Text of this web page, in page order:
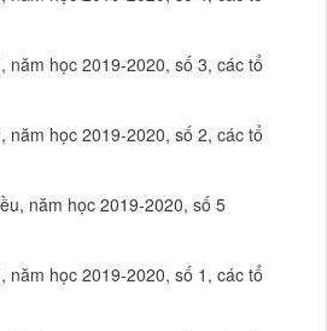
năm học 2019-2020, số 3, các tổ
năm học 2019-2020, số 2, các tổ
năm học 2019-2020, số 5
năm học 2019-2020, số 1, các tổ